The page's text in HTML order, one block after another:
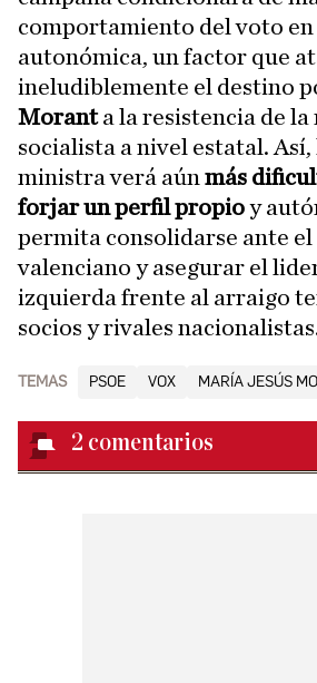
comportamiento del voto en
autonómica, un factor que
ineludiblemente el destino
Moranta la resistencia de la
socialista a nivel estatal. Así,
ministra verá aún más
forjar un perfil propioy
permita consolidarse ante
valenciano y asegurar el
izquierda frente al arraigo
socios y rivales
TEMAS PSOE VOX MARÍA JESÚS
2 comentarios